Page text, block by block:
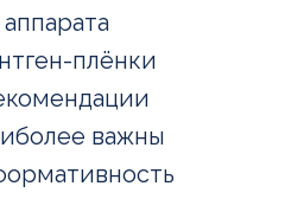
плёнки
важны